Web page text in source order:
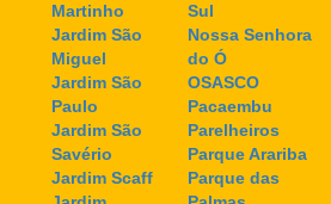
Martinho
Jardim São
Miguel
Jardim São
Paulo
Jardim São
Savério
Jardim Scaff
Sul
Nossa Senhora
do Ó
OSASCO
Pacaembu
Parelheiros
Parque Arariba
Parque das